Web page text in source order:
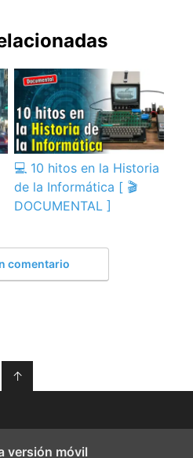
💻 10 hitos en la Historia
de la Informática [ 🎬
DOCUMENTAL ]
comentario
↑
versión móvil